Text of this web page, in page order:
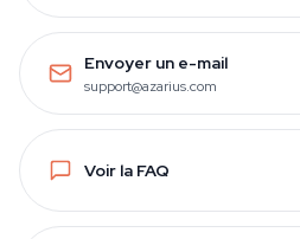
Envoyer un e-mail
support@azarius.com
Voir la FAQ